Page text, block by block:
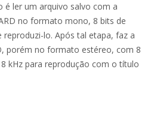
é ler um arquivo salvo com a
no formato mono, 8 bits de
reproduzi-lo. Após tal etapa, faz a
porém no formato estéreo, com 8
kHz para reprodução com o título